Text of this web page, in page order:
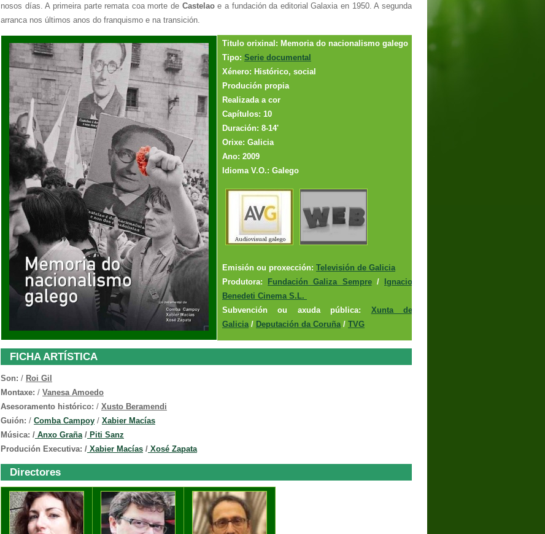
nosos días. A primeira parte remata coa morte de Castelaoe a fundación da editorial Galaxia en 1950. A segunda
arranca nos últimos anos do franquismo e na transición.
Titulo orixinal: Memoria do nacionalismo galego
Tipo: Serie documental
Xénero: Histórico, social
Produción propia
Realizada a cor
Capítulos: 10
Duración: 8-14'
Orixe: Galicia
Ano: 2009
Idioma V.O.: Galego
Emisión ou proxección: Televisión de Galicia
Produtora:
Fundación Galiza Sempre/
Ignacio
Benedeti Cinema S.L.
Subvención ou axuda pública: Xunta de
Galicia/ Deputación da Coruña/ TVG
FICHA ARTÍSTICA
Son: / Roi Gil
Montaxe: / Vanesa Amoedo
Asesoramento histórico: / Xusto Beramendi
Guión: / Comba Campoy / Xabier Macías
Música: / Anxo Graña/ Piti Sanz
Produción Executiva: / Xabier Macías / Xosé Zapata
Directores